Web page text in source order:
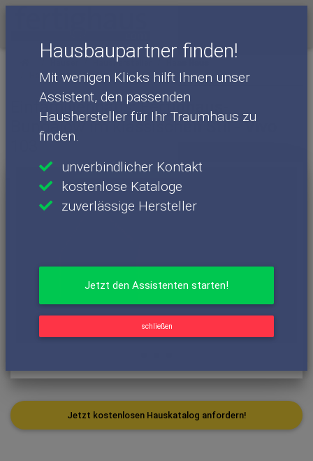
Hausbaupartner finden!
Mit wenigen Klicks hilft Ihnen unser
Assistent, den passenden
Haushersteller für Ihr Traumhaus zu
finden.
unverbindlicher Kontakt
kostenlose Kataloge
zuverlässige Hersteller
Jetzt den Assistenten starten!
schließen
Haushersteller
Haas Haus - Häuser
Vivo 103
Einfamilienhaus: Fertighaus-
Bungalow im klassischen Stil - Vivo
Jetzt kostenlosen Hauskatalog anfordern!